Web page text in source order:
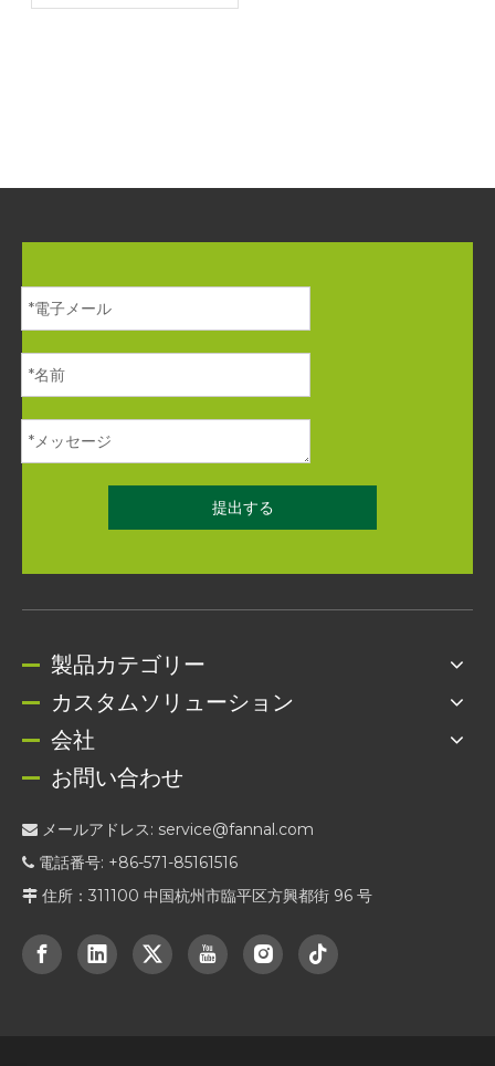
マイズされた産業ディス
提出する
製品カテゴリー
カスタムソリューション
会社
お問い合わせ
 メールアドレス: service@fannal.com
 電話番号: +86-571-85161516
 住所：311100 中国杭州市臨平区方興都街 96 号